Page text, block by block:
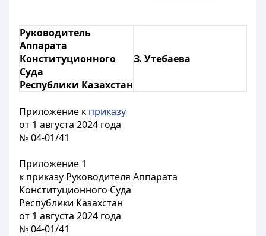
Руководитель
Аппарата
Конституционного
Суда
Республики Казахстан
З. Утебаева
Приложение к приказу
от 1 августа 2024 года
№ 04-01/41
Приложение 1
к приказу Руководителя Аппарата
Конституционного Суда
Республики Казахстан
от 1 августа 2024 года
№ 04-01/41